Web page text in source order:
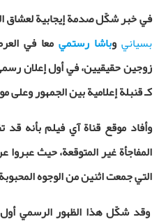
في خبر شكّل صدمة إيجابية لعشاق
بسياني وباشا رستمي معا في
زوجين حقيقيين، في أول إعلان
كـ قنبلة إعلامية بين الجمهور وعلى
وأفاد موقع قناة آي فيلم بأنهقد
المفاجأة غير المتوقعة، حيث
التي جمعت اثنين من الوجوه
وقد شكّل هذا الظهور الرسمي أول